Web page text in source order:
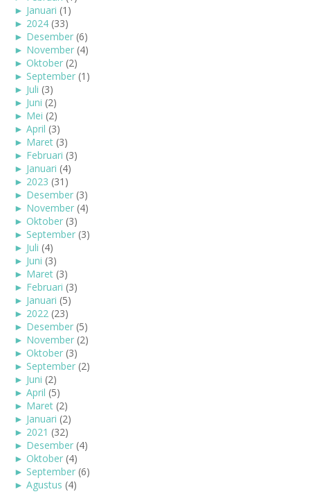
► Januari (1)
► 2024 (33)
► Desember (6)
► November (4)
► Oktober (2)
► September (1)
► Juli (3)
► Juni (2)
► Mei (2)
► April (3)
► Maret (3)
► Februari (3)
► Januari (4)
► 2023 (31)
► Desember (3)
► November (4)
► Oktober (3)
► September (3)
► Juli (4)
► Juni (3)
► Maret (3)
► Februari (3)
► Januari (5)
► 2022 (23)
► Desember (5)
► November (2)
► Oktober (3)
► September (2)
► Juni (2)
► April (5)
► Maret (2)
► Januari (2)
► 2021 (32)
► Desember (4)
► Oktober (4)
► September (6)
► Agustus (4)